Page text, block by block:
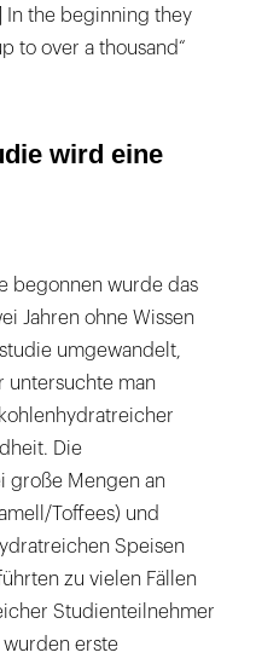
In the beginning they
to over a thousand“
wird eine
begonnen wurde das
Jahren ohne Wissen
umgewandelt,
untersuchte man
Die
große Mengen an
Toffees) und
Speisen
zu vielen Fällen
Studienteilnehmer
erste